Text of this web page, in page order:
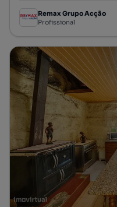
Remax Grupo Acção
Profissional